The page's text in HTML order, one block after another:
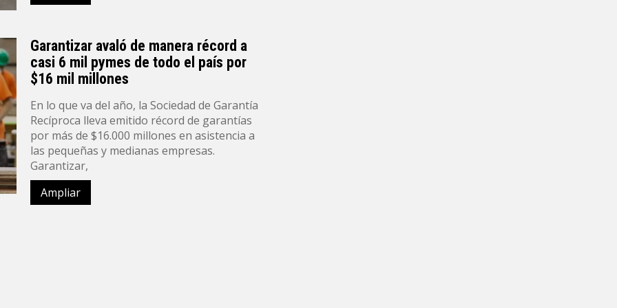
Garantizar avaló de manera récord a
casi 6 mil pymes de todo el país por
$16 mil millones
En lo que va del año, la Sociedad de Garantía
Recíproca lleva emitido récord de garantías
por más de $16.000 millones en asistencia a
las pequeñas y medianas empresas.
Garantizar,
Ampliar